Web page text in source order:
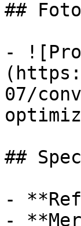
##
-
07/
##
-
-